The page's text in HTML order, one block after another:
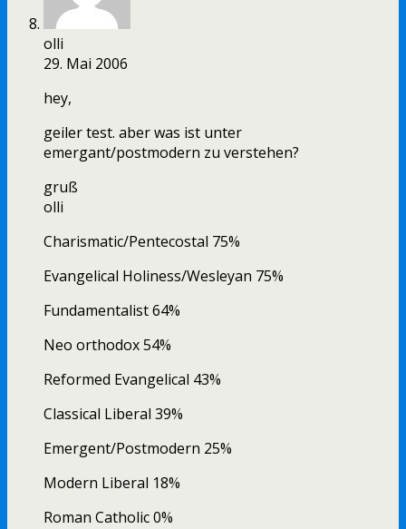
olli
29. Mai 2006
hey,
geiler test. aber was ist unter
emergant/postmodern zu verstehen?
gruß
olli
Charismatic/Pentecostal 75%
Evangelical Holiness/Wesleyan 75%
Fundamentalist 64%
Neo orthodox 54%
Reformed Evangelical 43%
Classical Liberal 39%
Emergent/Postmodern 25%
Modern Liberal 18%
Roman Catholic 0%